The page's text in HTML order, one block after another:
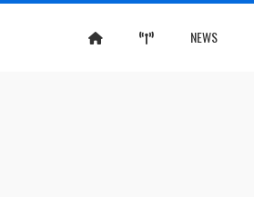
NEWS